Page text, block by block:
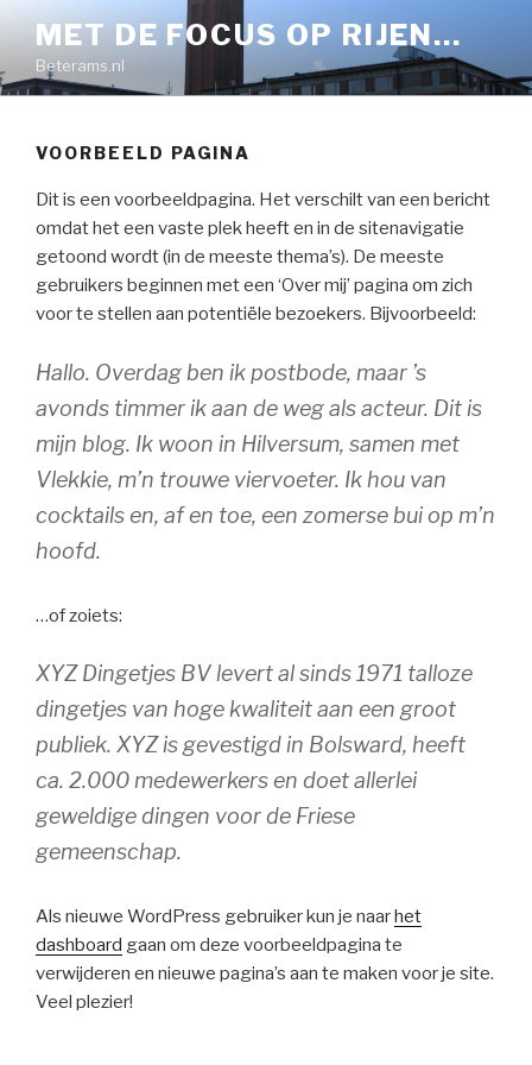
inhoud
springen
MET DE FOCUS OP RIJEN…
Beterams.nl
VOORBEELD PAGINA
Dit is een voorbeeldpagina. Het verschilt van een bericht
omdat het een vaste plek heeft en in de sitenavigatie
getoond wordt (in de meeste thema’s). De meeste
gebruikers beginnen met een ‘Over mij’ pagina om zich
voor te stellen aan potentiële bezoekers. Bijvoorbeeld:
Hallo. Overdag ben ik postbode, maar ’s
avonds timmer ik aan de weg als acteur. Dit is
mijn blog. Ik woon in Hilversum, samen met
Vlekkie, m’n trouwe viervoeter. Ik hou van
cocktails en, af en toe, een zomerse bui op m’n
hoofd.
…of zoiets:
XYZ Dingetjes BV levert al sinds 1971 talloze
dingetjes van hoge kwaliteit aan een groot
publiek. XYZ is gevestigd in Bolsward, heeft
ca. 2.000 medewerkers en doet allerlei
geweldige dingen voor de Friese
gemeenschap.
Als nieuwe WordPress gebruiker kun je naarhet
dashboard gaan om deze voorbeeldpagina te
verwijderen en nieuwe pagina’s aan te maken voor je site.
Veel plezier!